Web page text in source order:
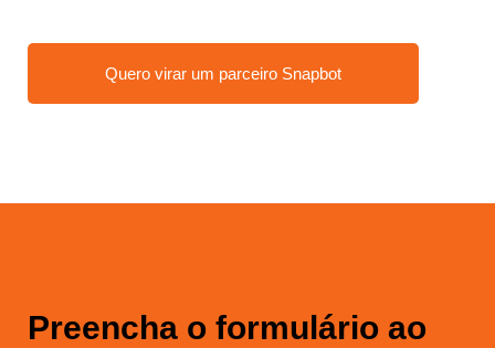
Quero virar um parceiro Snapbot
Preencha o formulário ao